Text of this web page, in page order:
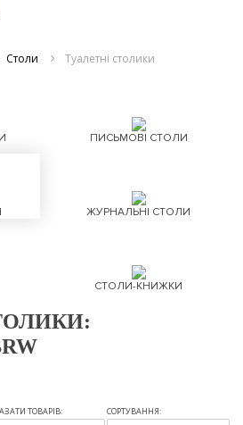
Столи Туалетні столики
ПИСЬМОВІ СТОЛИ
ЖУРНАЛЬНІ СТОЛИ
СТОЛИ-КНИЖКИ
ТОВАРІВ: СОРТУВАННЯ: